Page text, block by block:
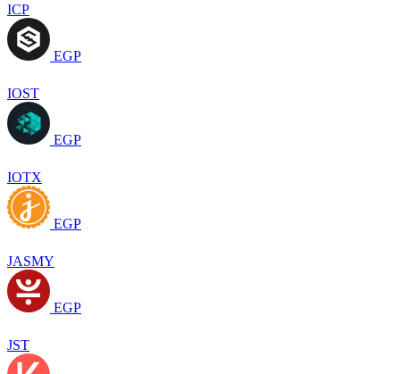
ICP
EGP
IOST
EGP
IOTX
EGP
JASMY
EGP
JST